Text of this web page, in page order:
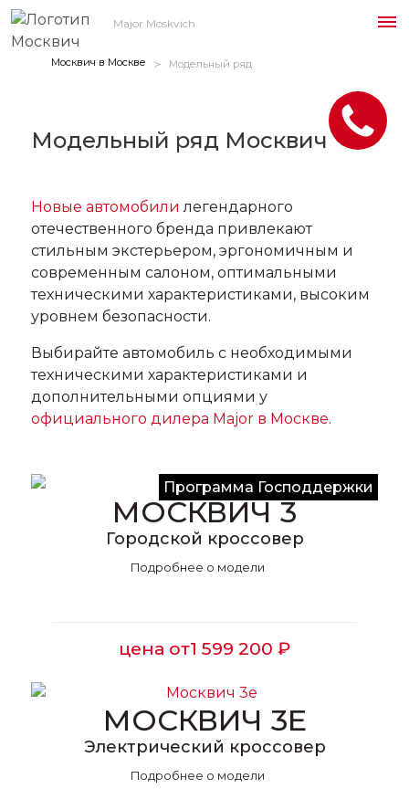
Major Moskvich
Москвич в Москве Модельный ряд
Модельный ряд Москвич
Новые автомобили легендарного
отечественного бренда привлекают
стильным экстерьером, эргономичным и
современным салоном, оптимальными
техническими характеристиками, высоким
уровнем безопасности.
Выбирайте автомобиль с необходимыми
техническими характеристиками и
дополнительными опциями у
официального дилера Major в Москве.
Программа Господдержки
МОСКВИЧ 3
Городской кроссовер
Подробнее о модели
цена от1 599 200 ₽
МОСКВИЧ 3E
Электрический кроссовер
Подробнее о модели